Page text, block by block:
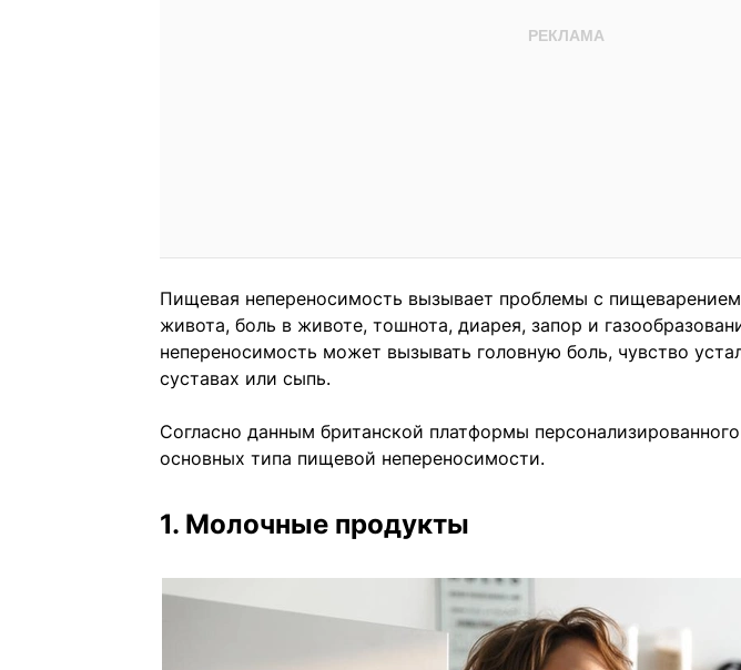
Пищевая непереносимость вызывает проблемы с
живота, боль в животе, тошнота, диарея, запор и
непереносимость может вызывать головную боль, чувство
суставах или сыпь.
Согласно данным британской платформы
основных типа пищевой непереносимости.
1. Молочные продукты